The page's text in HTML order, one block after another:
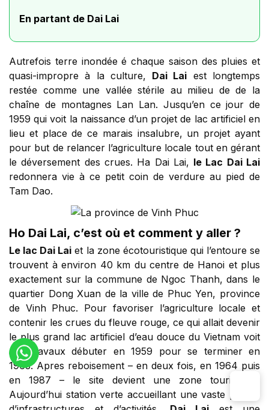
En partant de Dai Lai
Autrefois terre inondée é chaque saison des pluies et
quasi-impropre à la culture, Dai Lai est longtemps
restée comme une vallée stérile au milieu de de la
chaîne de montagnes Lan Lan. Jusqu’en ce jour de
1959 qui voit la naissance d’un projet de lac artificiel en
lieu et place de ce marais insalubre, un projet ayant
pour but de relancer l’agriculture locale tout en gérant
le déversement des crues. Ha Dai Lai, le Lac Dai Lai
redonnera vie à ce petit coin de verdure au pied de
Tam Dao.
Ho Dai Lai, c’est où et comment y aller ?
Le lac Dai Lai et la zone écotouristique qui l’entoure se
trouvent à environ 40 km du centre de Hanoi et plus
exactement sur la commune de Ngoc Thanh, dans le
quartier Dong Xuan de la ville de Phuc Yen, province
de Vinh Phuc. Pour favoriser l’agriculture locale et
contenir les crues du fleuve rouge, ce qui allait devenir
le plus grand lac artificiel d’eau douce du Vietnam voit
ses travaux débuter en 1959 pour se terminer en
1963. Apres reboisement – en deux fois, en 1964 puis
en 1987 – le site devient une zone touristique.
Aujourd’hui station verte accueillant une vaste palette